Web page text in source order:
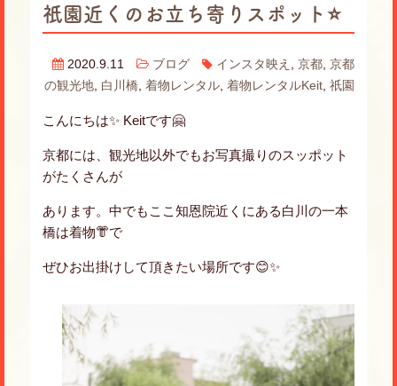
祇園近くのお立ち寄りスポット⭐️
2020.9.11 ブログ インスタ映え ,京都 ,京都
の観光地 白川橋 ,着物レンタル ,着物レンタルKeit ,祇園
こんにちは✨ Keitです🤗
京都には、観光地以外でもお写真撮りのスッポット
がたくさんが
あります。中でもここ知恩院近くにある白川の一本
橋は着物👘で
ぜひお出掛けして頂きたい場所です😊✨